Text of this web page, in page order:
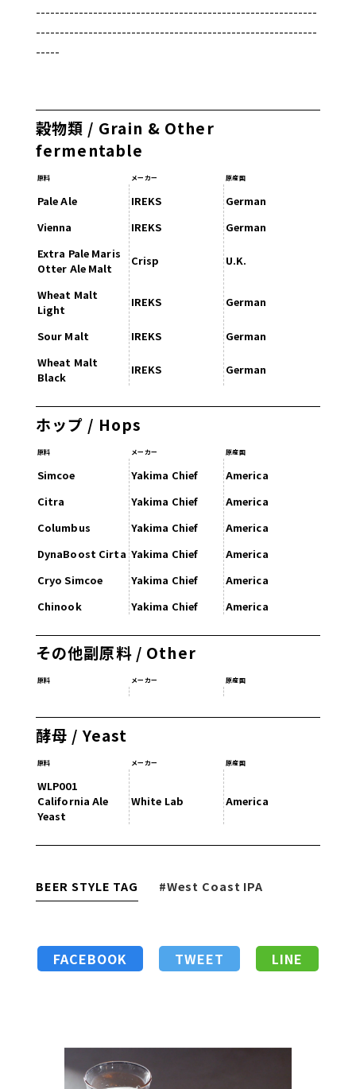
-----------------------------------------------------------
-----------------------------------------------------------
-----
穀物類 / Grain & Other
fermentable
原料 メーカー 原産国
Pale Ale IREKS
German
Vienna
IREKS
German
Extra Pale Maris
Otter Ale Malt
Crisp U.K.
Wheat Malt
Light
IREKS German
Sour Malt IREKS
German
Wheat Malt
Black
IREKS German
ホップ / Hops
原料 メーカー 原産国
Simcoe Yakima Chief
America
Citra
Yakima Chief
America
Columbus
Yakima Chief
America
DynaBoost Cirta Yakima Chief
America
Cryo Simcoe
Yakima Chief
America
Chinook
Yakima Chief America
その他副原料 / Other
原料 メーカー 原産国
酵母 / Yeast
原料 メーカー 原産国
WLP001
California Ale
Yeast
White Lab America
BEER STYLE TAG #West Coast IPA
FACEBOOK TWEET LINE